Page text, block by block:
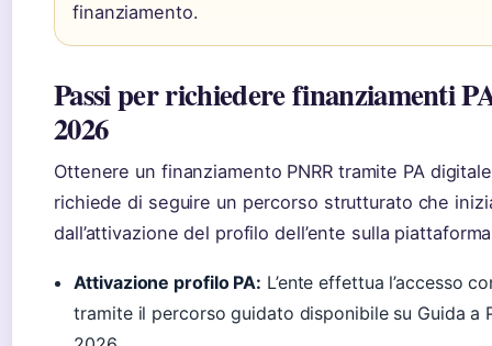
finanziamento.
Passi per richiedere finanziamenti
2026
Ottenere un finanziamento PNRR tramite PA
richiede di seguire un percorso strutturato che
dall’attivazione del profilo dell’ente sulla
Attivazione profilo PA: L’ente effettua l’accesso
tramite il percorso guidato disponibile su Guida a